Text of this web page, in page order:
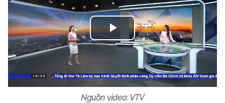
Play
Video
Nguồn video: VTV